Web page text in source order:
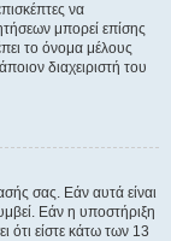
να
μπορεί επίσης
το όνομα μέλους
διαχειριστή του
σας. Εάν αυτά είναι
Εάν η υποστήριξη
ότι είστε κάτω των 13